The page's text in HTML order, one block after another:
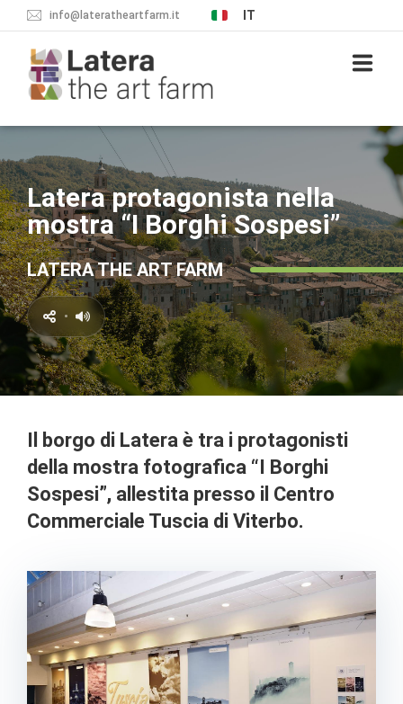
info@lateratheartfarm.it IT
IL BORGO
COSA VEDERE
DORMIRE
MANGIARE
NEWS & EVENTI
Latera protagonista nella
mostra “I Borghi Sospesi”
LATERA THE ART FARM
•
Il borgo di Latera è tra i protagonisti
della mostra fotografica “I Borghi
Sospesi”, allestita presso il Centro
Commerciale Tuscia di Viterbo.